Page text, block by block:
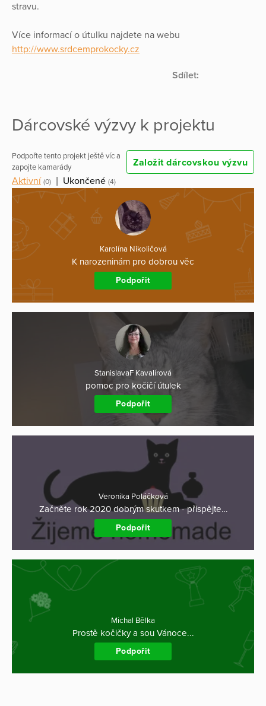
stravu.
Více informací o útulku najdete na webu
http://www.srdcemprokocky.cz
Sdílet:
Dárcovské výzvy k projektu
Podpořte tento projekt ještě víc a
zapojte kamarády
Založit dárcovskou výzvu
Aktivní (0) Ukončené (4)
Karolína Nikoličová
K narozeninám pro dobrou věc
Podpořit
StanislavaF Kavalírová
pomoc pro kočičí útulek
Podpořit
Veronika Poláčková
Začněte rok 2020 dobrým skutkem - přispějte…
Podpořit
Michal Bělka
Prostě kočičky a sou Vánoce...
Podpořit